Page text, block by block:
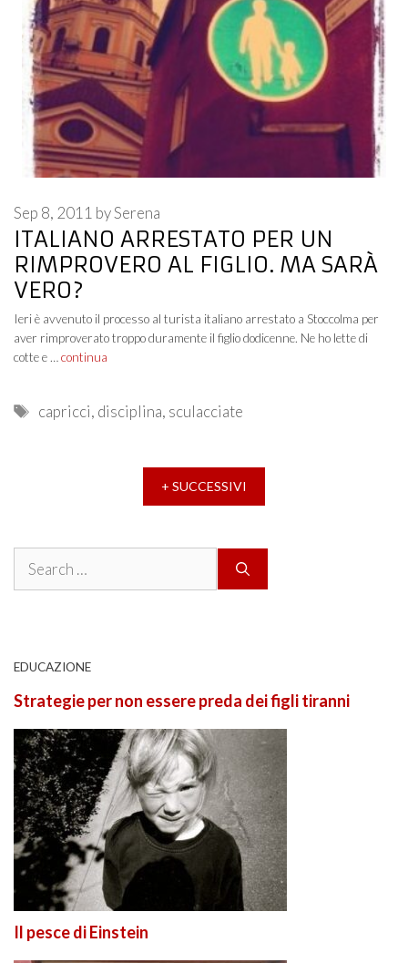
ITALIANO ARRESTATO PER UN
RIMPROVERO AL FIGLIO. MA SARÀ
VERO?
Sep 8, 2011 bySerena
Ieri è avvenuto il processo al turista italiano arrestato a Stoccolma per
aver rimproverato troppo duramente il figlio dodicenne. Ne ho lette di
cotte e … continua
Tags
capricci, disciplina, sculacciate
+ SUCCESSIVI
Search
EDUCAZIONE
Strategie per non essere preda dei figli tiranni
Il pesce di Einstein